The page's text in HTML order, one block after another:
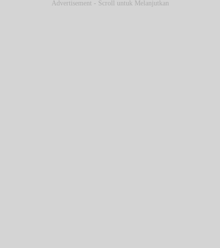
Advertisement - Scroll untuk Melanjutkan